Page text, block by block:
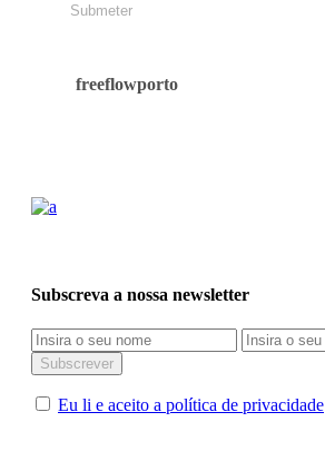
Submeter
freeflowporto
Subscreva a nossa newsletter
Eu li e aceito a política de privacidade